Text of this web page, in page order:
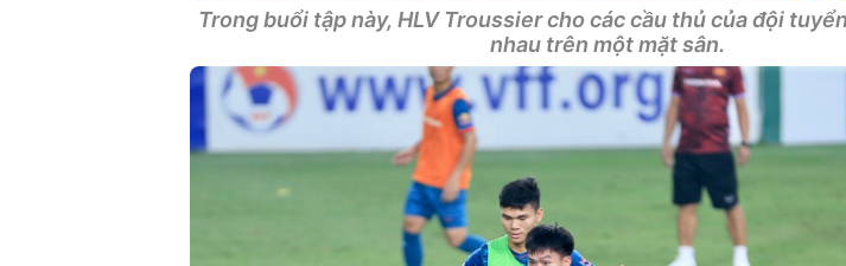
Trong buổi tập này, HLV Troussier cho các cầu thủ của đội
nhau trên một mặt sân.